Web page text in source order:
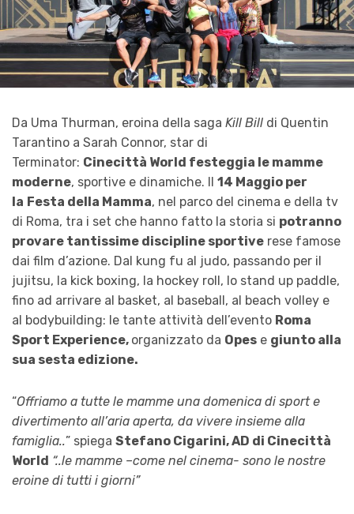
Da Uma Thurman, eroina della saga Kill Bill di Quentin
Tarantino a Sarah Connor, star di
Terminator: Cinecittà World festeggia le mamme
moderne, sportive e dinamiche. Il 14 Maggio per
la Festa della Mamma, nel parco del cinema e della tv
di Roma, tra i set che hanno fatto la storia si potranno
provare tantissime discipline sportive rese famose
dai film d’azione. Dal kung fu al judo, passando per il
jujitsu, la kick boxing, la hockey roll, lo stand up paddle,
fino ad arrivare al basket, al baseball, al beach volley e
al bodybuilding: le tante attività dell’evento Roma
Sport Experience, organizzato da Opes e giunto alla
sua sesta edizione.
“Offriamo a tutte le mamme una domenica di sport e
divertimento all’aria aperta, da vivere insieme alla
famiglia..” spiega Stefano Cigarini, AD di Cinecittà
World “..le mamme –come nel cinema- sono le nostre
eroine di tutti i giorni”